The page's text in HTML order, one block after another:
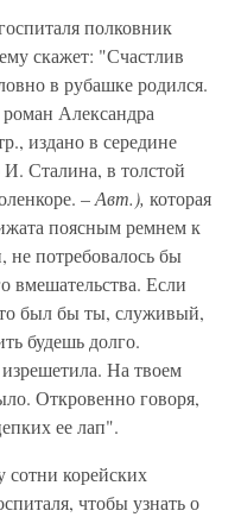
полковник
скажет: "Счастлив
в рубашке родился.
Александра
издано в середине
Сталина, в толстой
–Авт.), которая
поясным ремнем к
не потребовалось бы
вмешательства. Если
был бы ты, служивый,
будешь долго.
На твоем
Откровенно говоря,
ее лап".
сотни корейских
чтобы узнать о